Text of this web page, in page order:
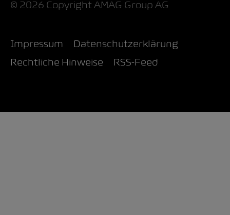
© 2026 Copyright AMAG Group AG
Impressum
Datenschutzerklärung
Rechtliche Hinweise
RSS-Feed